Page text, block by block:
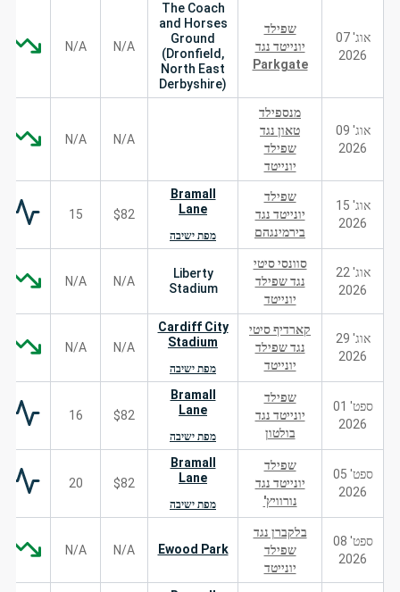
אוג' 07
2026
שפילד
יונייטד נגד
Parkgate
The Coach
and Horses
Ground
(Dronfield,
North East
Derbyshire)
N/A
N/A
אוג' 09
2026
מנספילד
טאון נגד
שפילד
יונייטד
N/A
N/A
אוג' 15
2026
שפילד
יונייטד נגד
בירמינגהם
Bramall
Lane
מפת ישיבה
$82
15
אוג' 22
2026
סוונסי סיטי
נגד שפילד
יונייטד
Liberty
Stadium
N/A
N/A
אוג' 29
2026
קארדיף סיטי
נגד שפילד
יונייטד
Cardiff City
Stadium
מפת ישיבה
N/A
N/A
ספט' 01
2026
שפילד
יונייטד נגד
בולטון
Bramall
Lane
מפת ישיבה
$82
16
ספט' 05
2026
שפילד
יונייטד נגד
נורוויץ'
Bramall
Lane
מפת ישיבה
$82
20
ספט' 08
2026
בלקברן נגד
שפילד
יונייטד
Ewood Park
N/A
N/A